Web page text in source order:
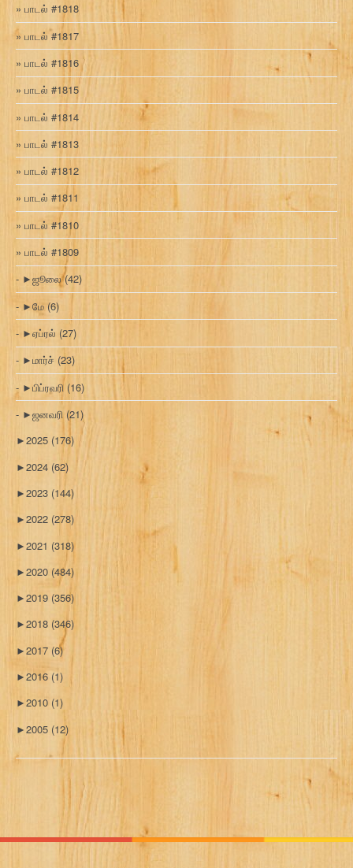
பாடல் #1818
பாடல் #1817
பாடல் #1816
பாடல் #1815
பாடல் #1814
பாடல் #1813
பாடல் #1812
பாடல் #1811
பாடல் #1810
பாடல் #1809
►ஜூலை(42)
►மே (6)
►ஏப்ரல் (27)
►மார்ச் (23)
►பிப்ரவரி (16)
►ஜனவரி (21)
►2025 (176)
►2024 (62)
►2023 (144)
►2022 (278)
►2021 (318)
►2020 (484)
►2019 (356)
►2018 (346)
►2017 (6)
►2016 (1)
►2010 (1)
►2005 (12)